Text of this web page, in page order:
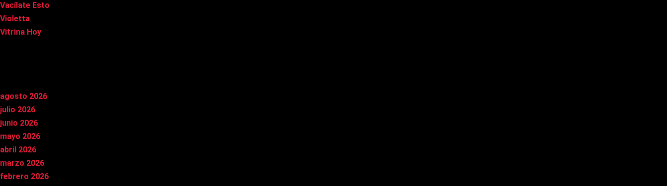
Vacílate Esto
Violetta
Vitrina Hoy
agosto 2026
julio 2026
junio 2026
mayo 2026
abril 2026
marzo 2026
febrero 2026